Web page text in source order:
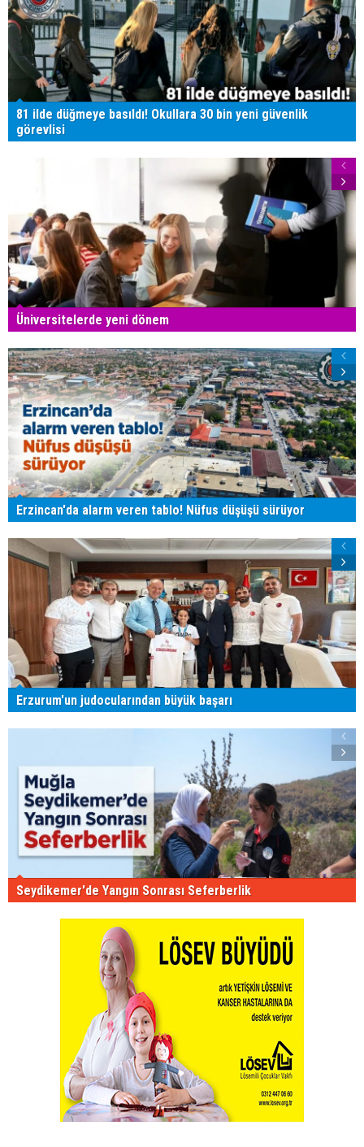
81 ilde düğmeye basıldı! Okullara 30 bin yeni güvenlik
görevlisi
Üniversitelerde yeni dönem
Erzincan'da alarm veren tablo! Nüfus düşüşü sürüyor
Erzurum'un judocularından büyük başarı
Seydikemer'de Yangın Sonrası Seferberlik